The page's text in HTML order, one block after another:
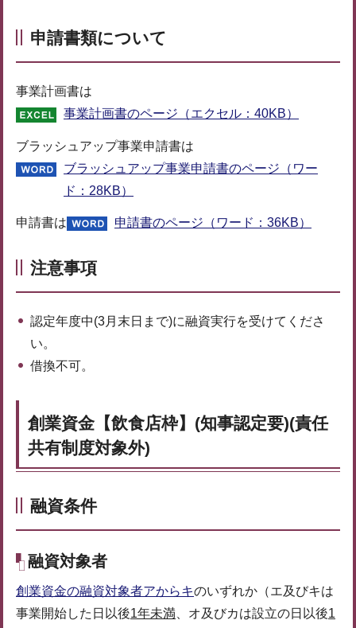
申請書類について
事業計画書は
事業計画書のページ（エクセル：40KB）
ブラッシュアップ事業申請書は
ブラッシュアップ事業申請書のページ（ワー
ド：28KB）
申請書は 申請書のページ（ワード：36KB）
注意事項
認定年度中(3月末日まで)に融資実行を受けてくださ
い。
借換不可。
創業資金【飲食店枠】(知事認定要)(責任
共有制度対象外)
融資条件
融資対象者
創業資金の融資対象者アからキのいずれか（エ及びキは
事業開始した日以後1年未満 、オ及びカは設立の日以後1